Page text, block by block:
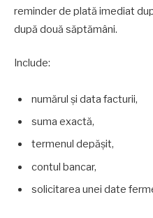
reminder de plată imediat
după două săptămâni.
Include:
numărul și data facturii,
suma exactă,
termenul depășit,
contul bancar,
solicitarea unei date